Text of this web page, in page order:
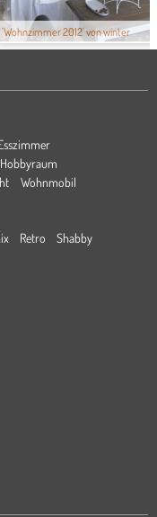
'Wohnzimmer 2012' von winter
Hobbyraum
Wohnmobil
Retro
Shabby